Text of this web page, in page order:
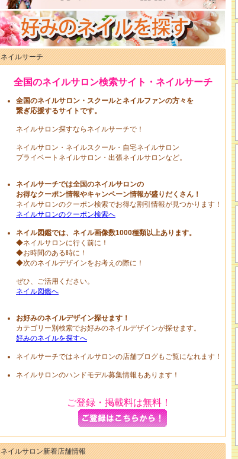
ネイルサーチ
全国のネイルサロン検索サイト・ネイルサーチ
全国のネイルサロン・スクールとネイルファンの方々を
繋ぎ応援するサイトです。
ネイルサロン探すならネイルサーチで！
ネイルサロン・ネイルスクール・自宅ネイルサロン
プライベートネイルサロン・出張ネイルサロンなど。
ネイルサーチでは全国のネイルサロンの
お得なクーポン情報やキャンペーン情報が盛りだくさん！
ネイルサロンのクーポン検索でお得な割引情報が見つかります！
ネイルサロンのクーポン検索へ
ネイル図鑑では、ネイル画像数1000種類以上あります。
◆ネイルサロンに行く前に！
◆お時間のある時に！
◆次のネイルデザインをお考えの際に！
ぜひ、ご活用ください。
ネイル図鑑へ
お好みのネイルデザイン探せます！
カテゴリー別検索でお好みのネイルデザインが探せます。
好みのネイルを探すへ
ネイルサーチではネイルサロンの店舗ブログもご覧になれます！
ネイルサロンのハンドモデル募集情報もあります！
ご登録・掲載料は無料！
ネイルサロン新着店舗情報